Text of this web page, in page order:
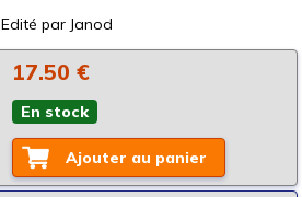
Edité par Janod
17.50 €
En stock
Ajouter au panier